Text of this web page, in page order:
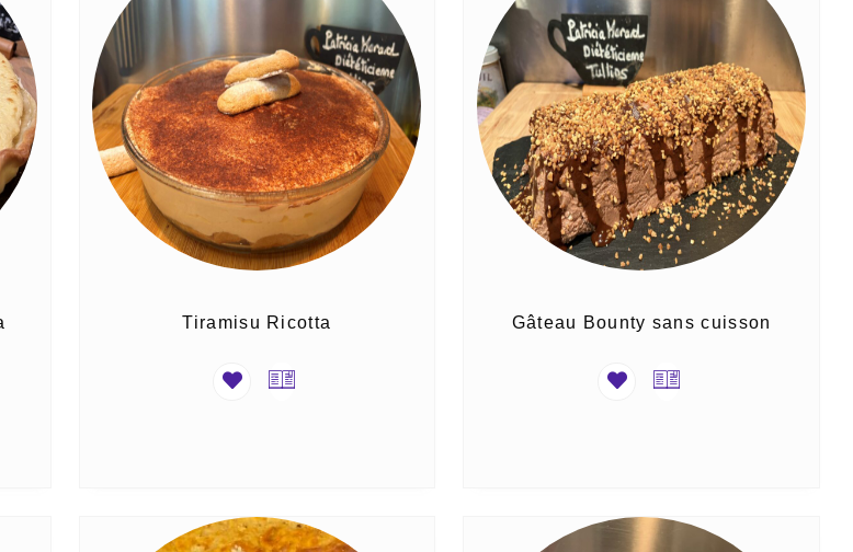
Tiramisu Ricotta Gâteau Bounty sans cuisson